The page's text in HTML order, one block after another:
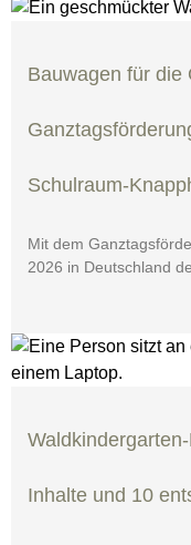
Bauwagen für die
Schulraum-
Mit dem
2026 in Deutschland
Inhalte und 10